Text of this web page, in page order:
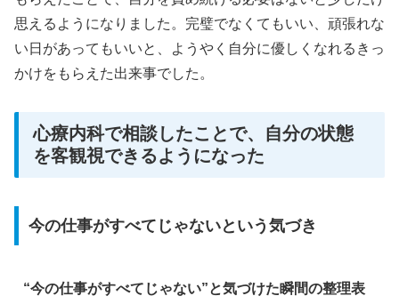
思えるようになりました。完璧でなくてもいい、頑張れな
い日があってもいいと、ようやく自分に優しくなれるきっ
かけをもらえた出来事でした。
心療内科で相談したことで、自分の状態
を客観視できるようになった
今の仕事がすべてじゃないという気づき
“今の仕事がすべてじゃない”と気づけた瞬間の整理表